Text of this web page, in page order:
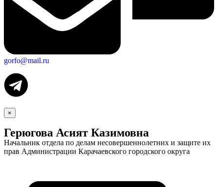
gorfo@mail.ru
×
Герюгова Асият Казимовна
Начальник отдела по делам несовершеннолетних и защите их
прав Администрации Карачаевского городского округа